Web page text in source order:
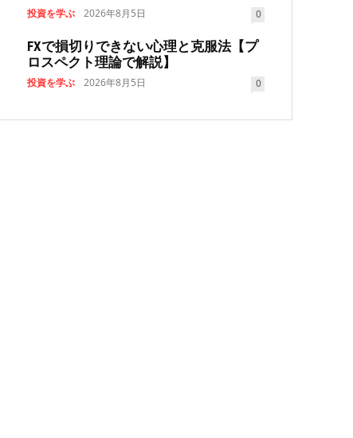
投資を学ぶ 2026年8月5日 0
FXで損切りできない心理と克服法【プ
ロスペクト理論で解説】
投資を学ぶ 2026年8月5日 0